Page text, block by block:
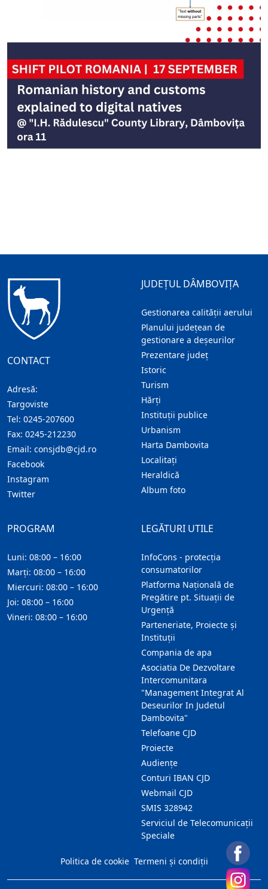
CONTACT
Adresă:
Targoviste
Tel: 0245-207600
Fax: 0245-212230
Email: consjdb@cjd.ro
Facebook
Instagram
Twitter
JUDEȚUL DÂMBOVIȚA
Gestionarea calității aerului
Planului județean de
gestionare a deșeurilor
Prezentare judeţ
Istoric
Turism
Hărţi
Instituţii publice
Urbanism
Harta Dambovita
Localitaţi
Heraldică
Album foto
LEGĂTURI UTILE
InfoCons - protecția
consumatorilor
Platforma Națională de
Pregătire pt. Situații de
Urgență
Parteneriate, Proiecte și
Instituții
Compania de apa
Asociatia De Dezvoltare
Intercomunitara
"Management Integrat Al
Deseurilor In Judetul
Dambovita"
Telefoane CJD
Proiecte
Audienţe
Conturi IBAN CJD
Webmail CJD
SMIS 328942
Serviciul de Telecomunicații
Speciale
PROGRAM
Luni: 08:00 – 16:00
Marți: 08:00 – 16:00
Miercuri: 08:00 – 16:00
Joi: 08:00 – 16:00
Vineri: 08:00 – 16:00
Politica de cookie Termeni și condiții